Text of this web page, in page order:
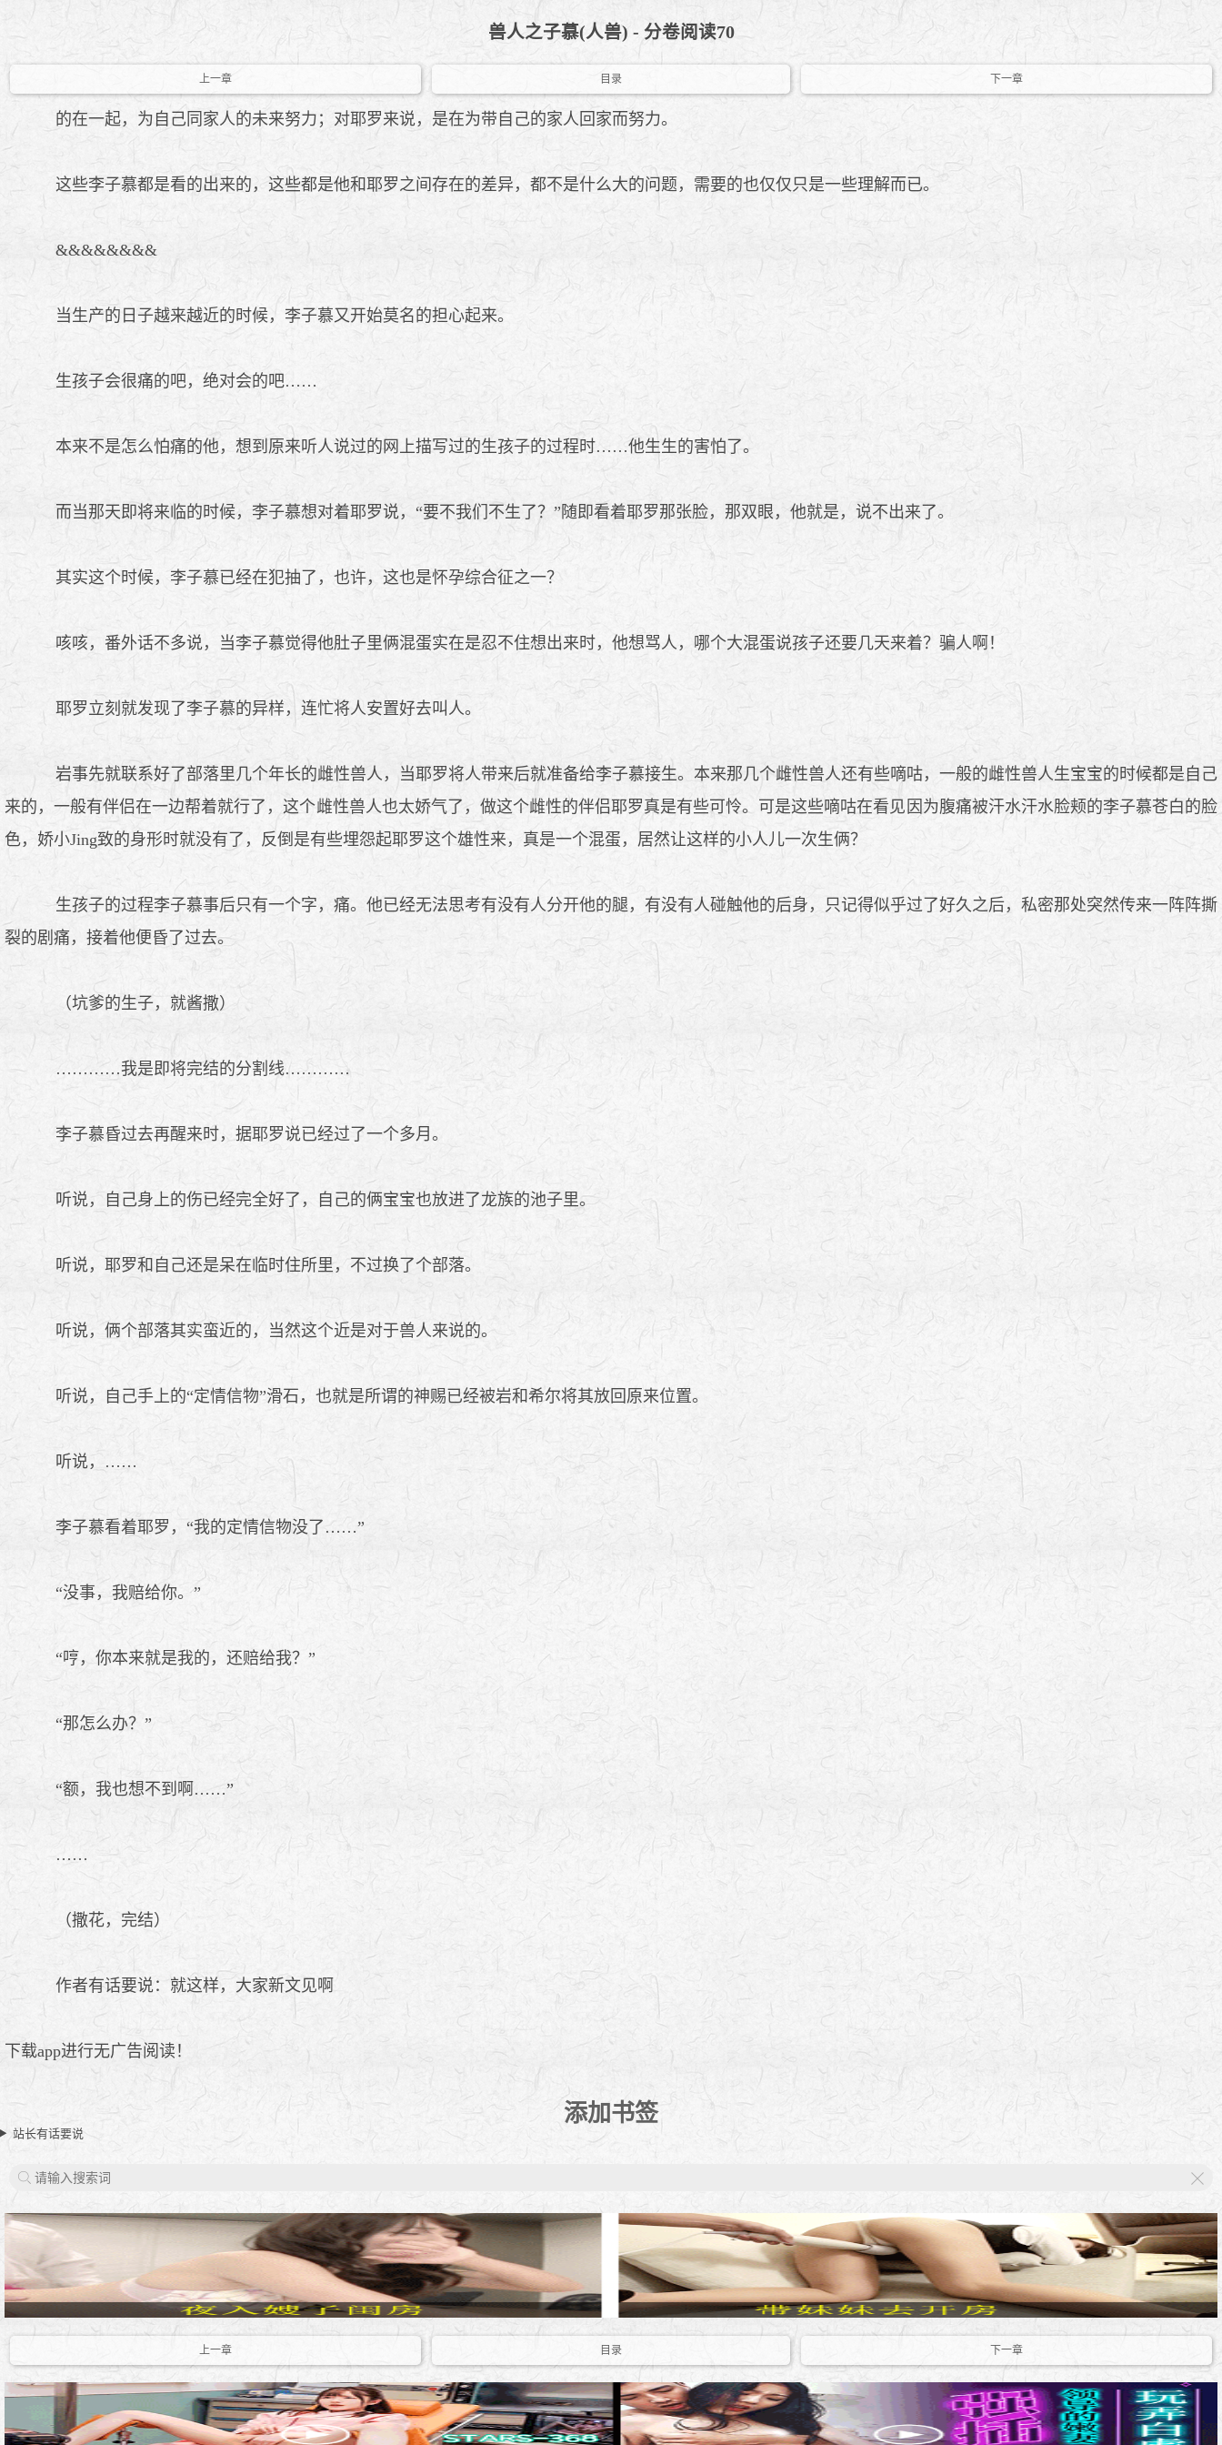
兽人之子慕(人兽) - 分卷阅读70
上一章 目录 下一章
的在一起，为自己同家人的未来努力；对耶罗来说，是在为带自己的家人回家而努力。
这些李子慕都是看的出来的，这些都是他和耶罗之间存在的差异，都不是什么大的问题，需要的也仅仅只是一些理解而已。
&&&&&&&&
当生产的日子越来越近的时候，李子慕又开始莫名的担心起来。
生孩子会很痛的吧，绝对会的吧……
本来不是怎么怕痛的他，想到原来听人说过的网上描写过的生孩子的过程时……他生生的害怕了。
而当那天即将来临的时候，李子慕想对着耶罗说，“要不我们不生了？”随即看着耶罗那张脸，那双眼，他就是，说不出来了。
其实这个时候，李子慕已经在犯抽了，也许，这也是怀孕综合征之一？
咳咳，番外话不多说，当李子慕觉得他肚子里俩混蛋实在是忍不住想出来时，他想骂人，哪个大混蛋说孩子还要几天来着？骗人啊！
耶罗立刻就发现了李子慕的异样，连忙将人安置好去叫人。
岩事先就联系好了部落里几个年长的雌性兽人，当耶罗将人带来后就准备给李子慕接生。本来那几个雌性兽人还有些嘀咕，一般的雌性兽人生宝宝的时候都是自己
来的，一般有伴侣在一边帮着就行了，这个雌性兽人也太娇气了，做这个雌性的伴侣耶罗真是有些可怜。可是这些嘀咕在看见因为腹痛被汗水汗水脸颊的李子慕苍白的脸
色，娇小Jing致的身形时就没有了，反倒是有些埋怨起耶罗这个雄性来，真是一个混蛋，居然让这样的小人儿一次生俩？
生孩子的过程李子慕事后只有一个字，痛。他已经无法思考有没有人分开他的腿，有没有人碰触他的后身，只记得似乎过了好久之后，私密那处突然传来一阵阵撕
裂的剧痛，接着他便昏了过去。
（坑爹的生子，就酱撒）
…………我是即将完结的分割线…………
李子慕昏过去再醒来时，据耶罗说已经过了一个多月。
听说，自己身上的伤已经完全好了，自己的俩宝宝也放进了龙族的池子里。
听说，耶罗和自己还是呆在临时住所里，不过换了个部落。
听说，俩个部落其实蛮近的，当然这个近是对于兽人来说的。
听说，自己手上的“定情信物”滑石，也就是所谓的神赐已经被岩和希尔将其放回原来位置。
听说，……
李子慕看着耶罗，“我的定情信物没了……”
“没事，我赔给你。”
“哼，你本来就是我的，还赔给我？”
“那怎么办？”
“额，我也想不到啊……”
……
（撒花，完结）
作者有话要说：就这样，大家新文见啊
下载app进行无广告阅读！
添加书签
站长有话要说
上一章 目录 下一章